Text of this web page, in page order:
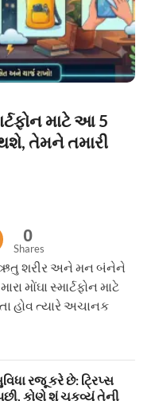
માટે આ 5
તેમને તમારી
0
Shares
ઋતુ શરીર અને મન બંનેને
મોંઘા સ્માર્ટફોન માટે
હોવ ત્યારે અચાનક
રજૂ કરે છે: ટ્રિપ્સ
કોણે શું ચૂકવ્યું તેની